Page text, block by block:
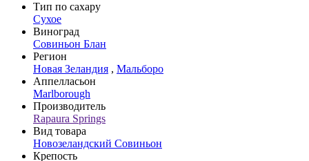
Тип по сахару
Сухое
Виноград
Совиньон Блан
Регион
Новая Зеландия , Мальборо
Аппелласьон
Marlborough
Производитель
Rapaura Springs
Вид товара
Новозеландский Совиньон
Крепость